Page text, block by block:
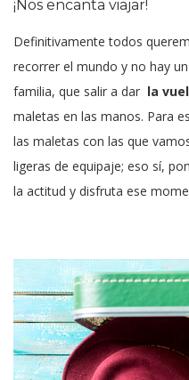
¡Nos encanta viajar!
Definitivamente todos
recorrer el mundo y no hay
familia, que salir a dar la
maletas en las manos. Para
las maletas con las que
ligeras de equipaje; eso sí,
la actitud y disfruta ese